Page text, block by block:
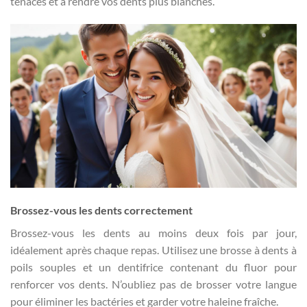
Brossez-vous les dents correctement
Brossez-vous les dents au moins deux fois par jour,
idéalement après chaque repas. Utilisez une brosse à dents à
poils souples et un dentifrice contenant du fluor pour
renforcer vos dents. N’oubliez pas de brosser votre langue
pour éliminer les bactéries et garder votre haleine fraîche.